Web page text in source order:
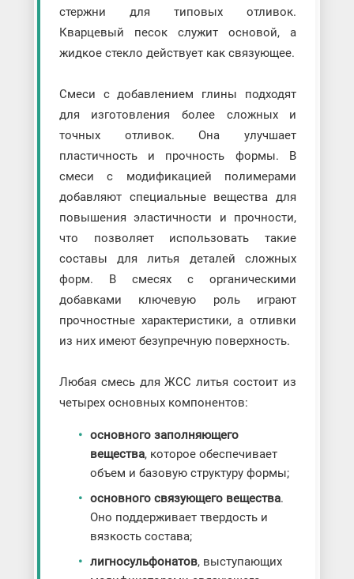
стержни для типовых отливок.
Кварцевый песок служит основой, а
жидкое стекло действует как связующее.
Смеси с добавлением глины подходят
для изготовления более сложных и
точных отливок. Она улучшает
пластичность и прочность формы. В
смеси с модификацией полимерами
добавляют специальные вещества для
повышения эластичности и прочности,
что позволяет использовать такие
составы для литья деталей сложных
форм. В смесях с органическими
добавками ключевую роль играют
прочностные характеристики, а отливки
из них имеют безупречную поверхность.
Любая смесь для ЖСС литья состоит из
четырех основных компонентов:
основного заполняющего
вещества, которое обеспечивает
объем и базовую структуру формы;
основного связующего вещества.
Оно поддерживает твердость и
вязкость состава;
лигносульфонатов, выступающих